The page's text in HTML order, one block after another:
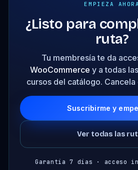
EMPIEZA AHORA
¿Listo para
ruta?
Tu membresía te da
WooCommerce y a todas
cursos del catálogo. Cancela
Suscribirme y
Ver todas las
Garantía 7 días · acceso